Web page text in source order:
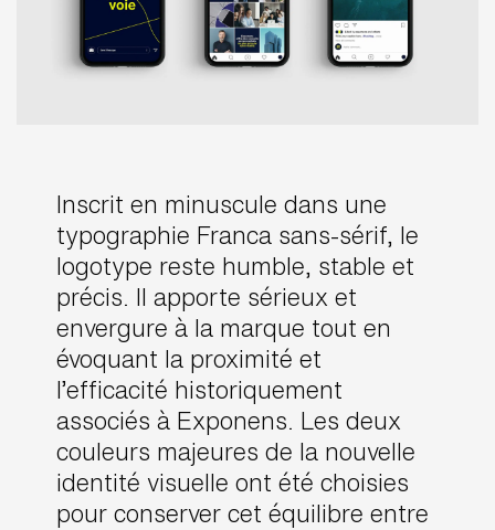
Inscrit en minuscule dans une
typographie Franca sans-sérif, le
logotype reste humble, stable et
précis. Il apporte sérieux et
envergure à la marque tout en
évoquant la proximité et
l’efficacité historiquement
associés à Exponens. Les deux
couleurs majeures de la nouvelle
identité visuelle ont été choisies
pour conserver cet équilibre entre